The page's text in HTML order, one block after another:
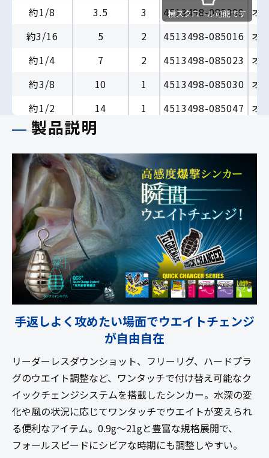
約1/8
3.5 3 4513498-085009 オ
約3/16
5 2 4513498-085016 オ
約1/4
7 2 4513498-085023
オ
約3/8
10 1 4513498-085030 オ
約1/2
14 1 4513498-085047
オ
約3/4
21
横スクロール可能です
製品説明
手返しよく攻めたい場面でウエイトチェンジ
が自由自在
リーダーレスダウンショット、フリーリグ、ハードプラ
グのウエイト調整など、ワンタッチで付け替え可能なク
イックチェンジシステムを搭載したシンカー。水深の変
化や風の状況に応じてワンタッチでウエイトが変えられ
る便利なアイテム。0.9g～21gと豊富な規格展開で、
フォールスピードにシビアな時期にも調整しやすい。